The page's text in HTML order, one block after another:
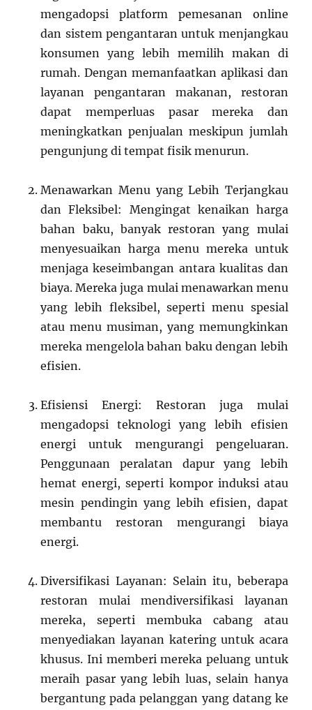
mengadopsi platform pemesanan online
dan sistem pengantaran untuk menjangkau
konsumen yang lebih memilih makan di
rumah. Dengan memanfaatkan aplikasi dan
layanan pengantaran makanan, restoran
dapat memperluas pasar mereka dan
meningkatkan penjualan meskipun jumlah
pengunjung di tempat fisik menurun.
Menawarkan Menu yang Lebih Terjangkau
dan Fleksibel: Mengingat kenaikan harga
bahan baku, banyak restoran yang mulai
menyesuaikan harga menu mereka untuk
menjaga keseimbangan antara kualitas dan
biaya. Mereka juga mulai menawarkan menu
yang lebih fleksibel, seperti menu spesial
atau menu musiman, yang memungkinkan
mereka mengelola bahan baku dengan lebih
efisien.
Efisiensi Energi: Restoran juga mulai
mengadopsi teknologi yang lebih efisien
energi untuk mengurangi pengeluaran.
Penggunaan peralatan dapur yang lebih
hemat energi, seperti kompor induksi atau
mesin pendingin yang lebih efisien, dapat
membantu restoran mengurangi biaya
energi.
Diversifikasi Layanan: Selain itu, beberapa
restoran mulai mendiversifikasi layanan
mereka, seperti membuka cabang atau
menyediakan layanan katering untuk acara
khusus. Ini memberi mereka peluang untuk
meraih pasar yang lebih luas, selain hanya
bergantung pada pelanggan yang datang ke